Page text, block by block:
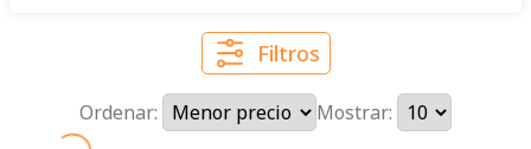
Filtros
Ordenar: Mostrar: